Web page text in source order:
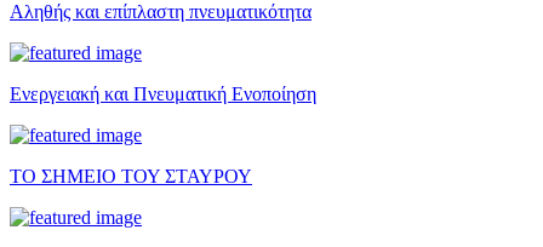
Αληθής και επίπλαστη πνευματικότητα
Ενεργειακή και Πνευματική Ενοποίηση
ΤΟ ΣΗΜΕΙΟ ΤΟΥ ΣΤΑΥΡΟΥ